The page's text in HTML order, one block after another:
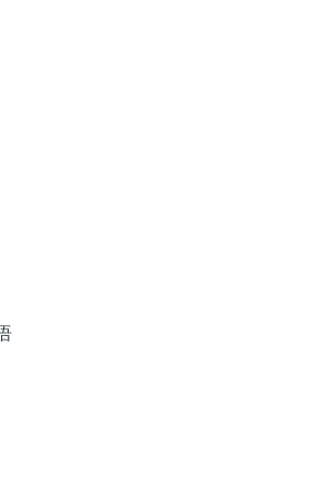
年4月期TBS）
アウーマン役」（35歳）
女性”（35岁）
译仅代表译者个人观点，仅供参